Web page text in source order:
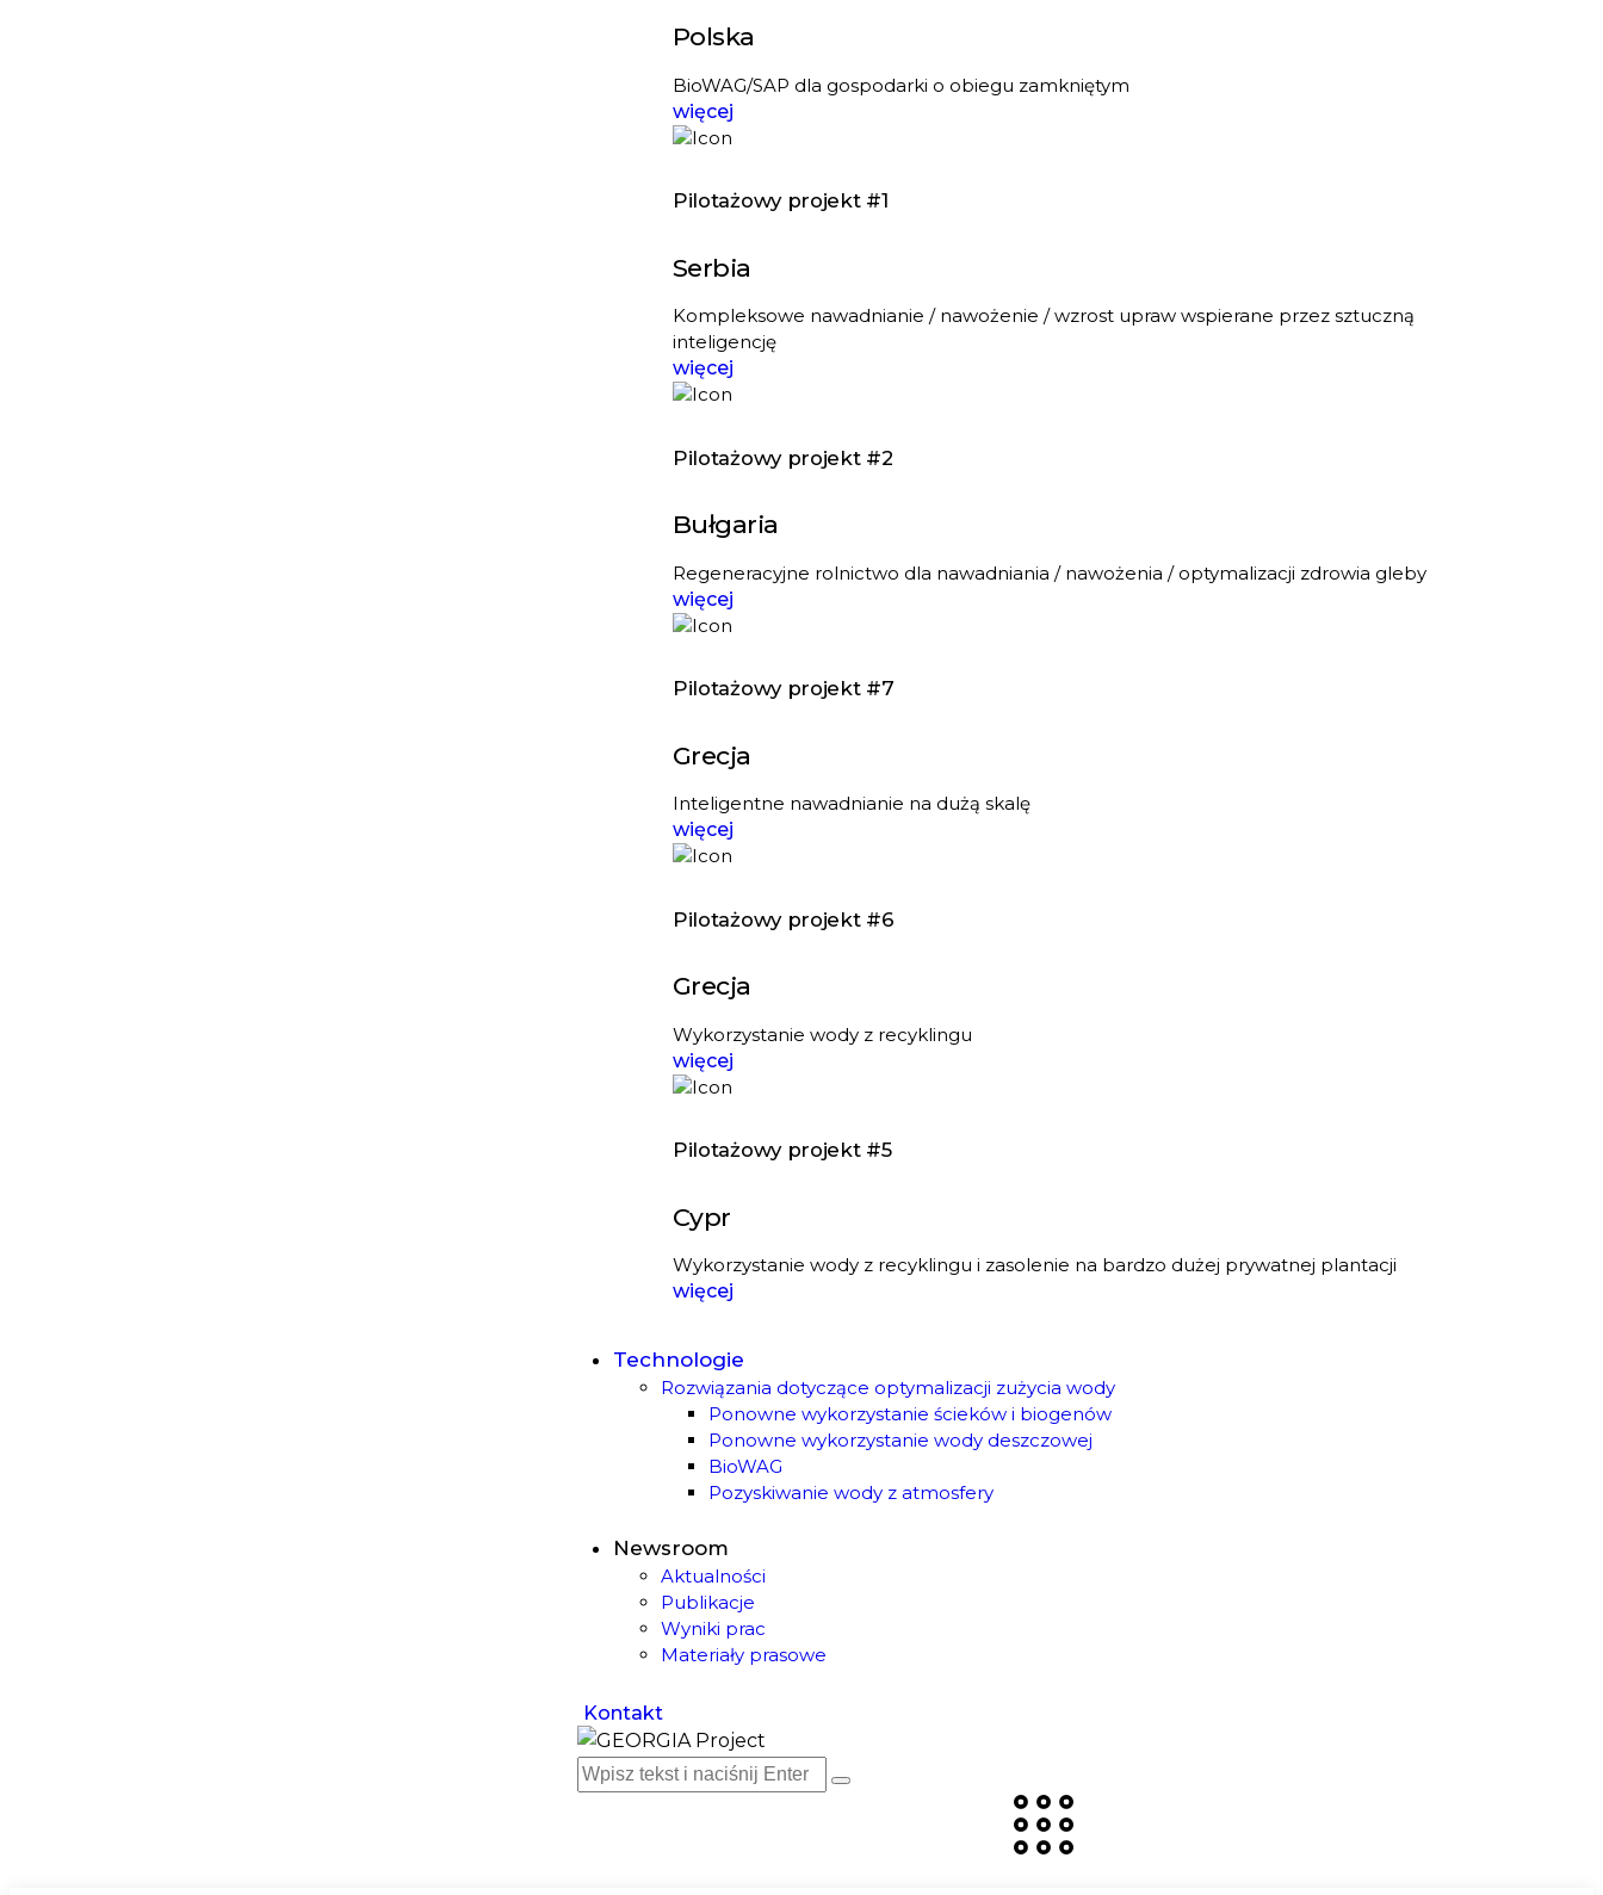
Polska
BioWAG/SAP dla gospodarki o obiegu zamkniętym
więcej
Pilotażowy projekt #1
Serbia
Kompleksowe nawadnianie / nawożenie / wzrost upraw wspierane przez sztuczną
inteligencję
więcej
Pilotażowy projekt #2
Bułgaria
Regeneracyjne rolnictwo dla nawadniania / nawożenia / optymalizacji zdrowia gleby
więcej
Pilotażowy projekt #7
Grecja
Inteligentne nawadnianie na dużą skalę
więcej
Pilotażowy projekt #6
Grecja
Wykorzystanie wody z recyklingu
więcej
Pilotażowy projekt #5
Cypr
Wykorzystanie wody z recyklingu i zasolenie na bardzo dużej prywatnej plantacji
więcej
Technologie
Rozwiązania dotyczące optymalizacji zużycia wody
Ponowne wykorzystanie ścieków i biogenów
Ponowne wykorzystanie wody deszczowej
BioWAG
Pozyskiwanie wody z atmosfery
Newsroom
Aktualności
Publikacje
Wyniki prac
Materiały prasowe
Kontakt